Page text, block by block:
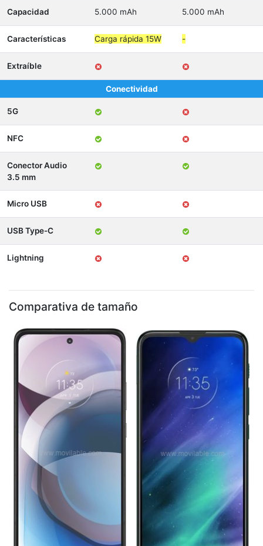
Capacidad 5.000 mAh 5.000 mAh
Características Carga rápida 15W -
Extraíble
Conectividad
5G
NFC
Conector Audio
3.5 mm
Micro USB
USB Type-C
Lightning
Comparativa de tamaño